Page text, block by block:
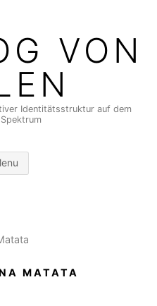
VON
Identitätsstruktur auf dem
MATATA